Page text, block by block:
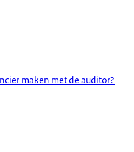
maken met de auditor?